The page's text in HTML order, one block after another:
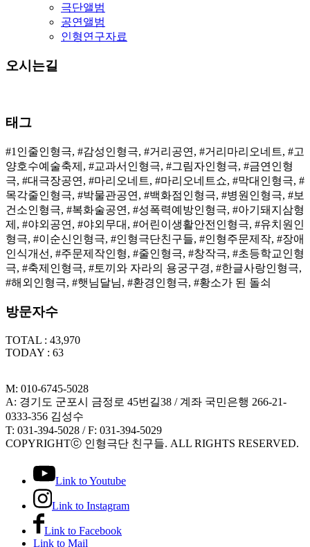
극단앨범
공연앨범
인형연구자료
오시는길
태그
#1인줄인형극, #감성인형극, #거리공연, #거리마리오네트, #고
양호수예술축제, #교과서인형극, #그림자인형극, #금연인형
극, #대극장공연, #마리오네트, #마리오네트쇼, #막대인형극, #
목각줄인형극, #박물관공연, #백화점인형극, #병원인형극, #보
건소인형극, #복화술공연, #성폭력예방인형극, #아기돼지삼형
제, #야외공연, #야외무대, #어린이생활안전인형극, #유치원인
형극, #이순신인형극, #인형극단친구들, #인형주문제작, #장애
인식개선, #주문제작인형, #줄인형극, #창작극, #초등학교인형
극, #축제인형극, #토끼와 자라의 용궁구경, #한글사랑인형극,
#해외인형극, #햇님달님, #환경인형극, #황소가 된 돌쇠
방문자수
TOTAL : 43,970
TODAY : 63
M: 010-6745-5028
A: 경기도 군포시 금정로 45번길38 / 계좌 국민은행 266-21-
0333-356 김성수
T: 031-394-5028 / F: 031-394-5029
COPYRIGHTⓒ 인형극단 친구들. ALL RIGHTS RESERVED.
Link to Youtube
Link to Instagram
Link to Facebook
Link to Mail